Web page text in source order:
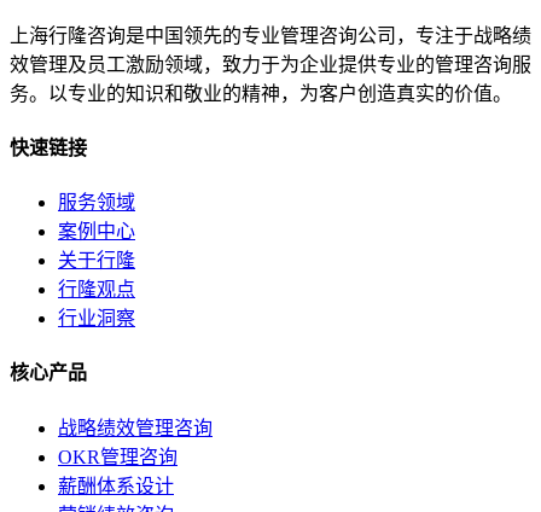
上海行隆咨询是中国领先的专业管理咨询公司，专注于战略绩
效管理及员工激励领域，致力于为企业提供专业的管理咨询服
务。以专业的知识和敬业的精神，为客户创造真实的价值。
快速链接
服务领域
案例中心
关于行隆
行隆观点
行业洞察
核心产品
战略绩效管理咨询
OKR管理咨询
薪酬体系设计